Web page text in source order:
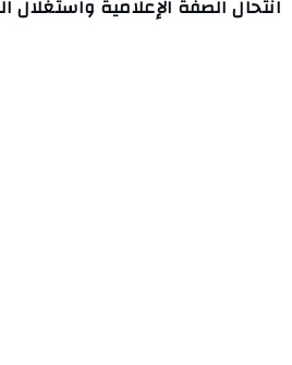
انتحال الصفة الإعلامية واستغلال